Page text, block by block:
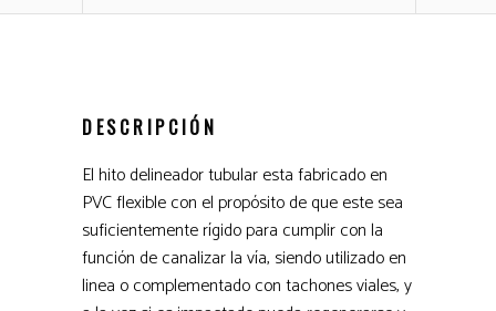
DESCRIPCIÓN
El hito delineador tubular esta fabricado en
PVC flexible con el propósito de que este sea
suficientemente rígido para cumplir con la
función de canalizar la vía, siendo utilizado en
linea o complementado con tachones viales, y